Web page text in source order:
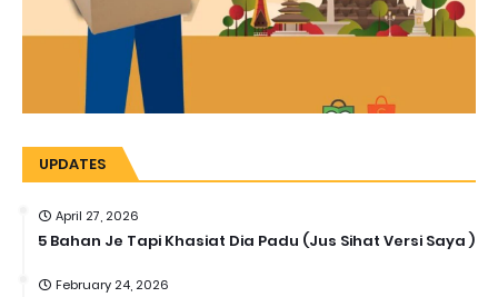
UPDATES
April 27, 2026
5 Bahan Je Tapi Khasiat Dia Padu (Jus Sihat Versi Saya )
February 24, 2026